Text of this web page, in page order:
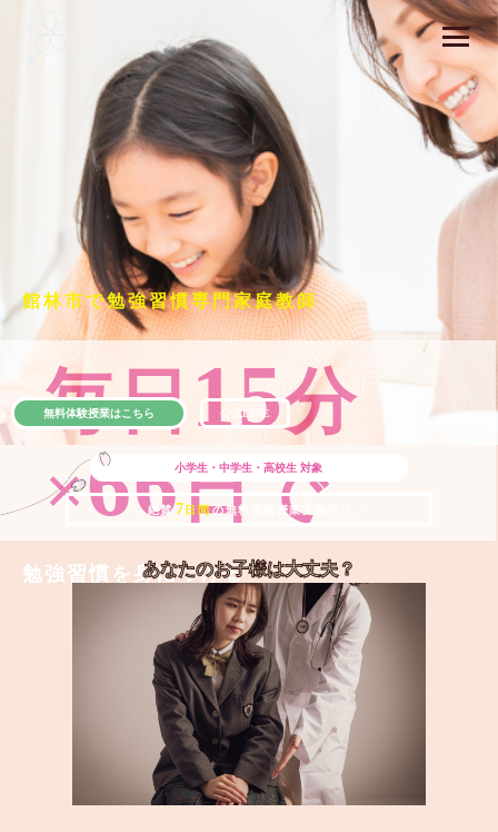
館林市で勉強習慣専門家庭教師
毎日15分
×66日で
勉強習慣を身につける
小学生・中学生・高校生 対象
＼ 絶賛 7 日間の無料体験授業実施中!! ／
無料体験授業はこちら 公式LINE
あなたのお子様は大丈夫？